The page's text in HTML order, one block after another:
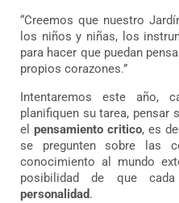
“Creemos que nuestro
los niños y niñas, los
para hacer que puedan
propios corazones.”
Intentaremos este año,
planifiquen su tarea, pensar
elpensamiento critico, es
se pregunten sobre las
conocimiento al mundo
posibilidad de que
personalidad.